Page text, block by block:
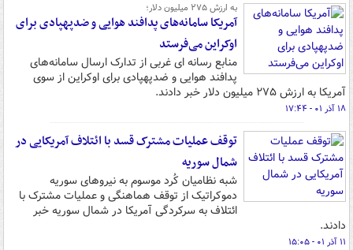
به ارزش ۲۷۵ میلیون دلار؛
آمریکا سامانه‌های پدافند هوایی و ضدپهپادی برای
اوکراین می‌فرستد
منابع رسانه ای غربی از تدارک ارسال سامانه‌های
پدافند هوایی و ضدپهپادی برای اوکراین از سوی
آمریکا به ارزش ۲۷۵ میلیون دلار خبر دادند.
۱۸ آذر ۰۱ - ۱۷:۴۴
توقف عملیات مشترک قسد با ائتلاف آمریکایی در
شمال سوریه
شبه نظامیان کُرد موسوم به نیروهای سوریه
دموکراتیک از توقف هماهنگی و عملیات مشترک با
ائتلاف به سرکردگی آمریکا در شمال سوریه خبر
دادند.
۱۱ آذر ۰۱ - ۱۵:۰۵